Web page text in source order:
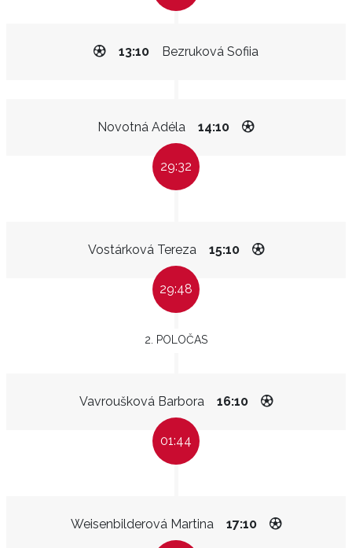
Bezruková Sofiia
13:10
Novotná Adéla 14:10
29:32
Vostárková Tereza 15:10
29:48
2. POLOČAS
Vavroušková Barbora 16:10
01:44
Weisenbilderová Martina 17:10